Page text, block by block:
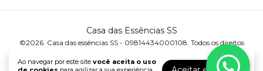
Ao navegar por este site você aceita o uso
Casa das Essências SS
©2026. Casa das essências SS - 09814434000108. Todos os direitos